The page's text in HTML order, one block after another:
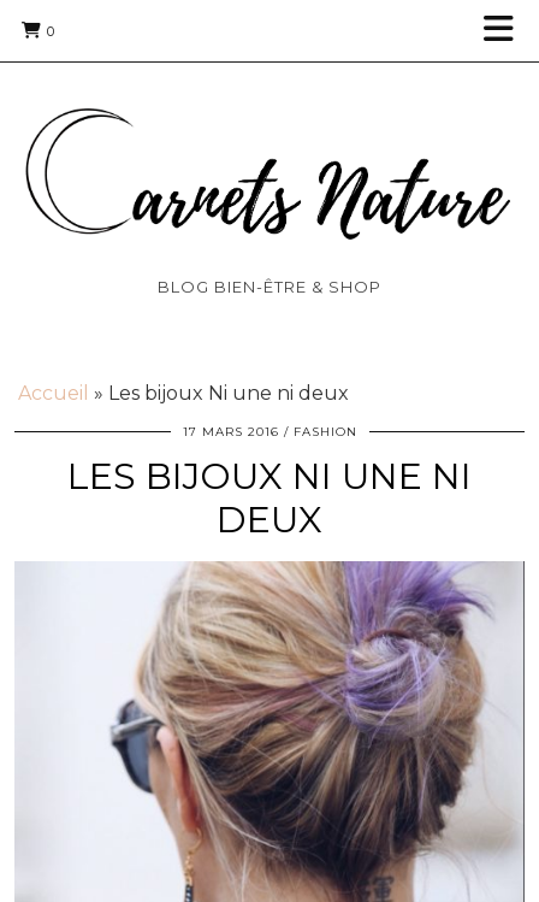
0
BLOG BIEN-ÊTRE & SHOP
Accueil » Les bijoux Ni une ni deux
17 MARS 2016 FASHION
LES BIJOUX NI UNE NI
DEUX